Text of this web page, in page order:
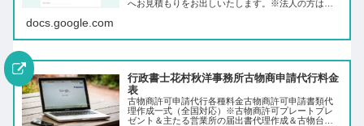
へお見積もりをお出しいたします。※法人の方はホ
docs.google.com
行政書士花村秋洋事務所古物商申請代行料金
表
古物商許可申請代行各種料金古物商許可申請書類代
理作成一式（全国対応）※古物商許可プレートプレ
ゼント＆主たる営業所の届出書代理作成＆古物台帳